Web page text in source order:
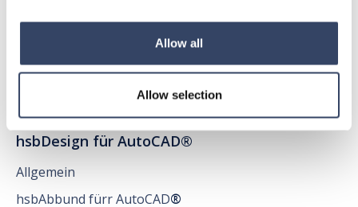
Allow all
Allow selection
hsbDesign für AutoCAD®
Allgemein
hsbAbbund fürr AutoCAD®